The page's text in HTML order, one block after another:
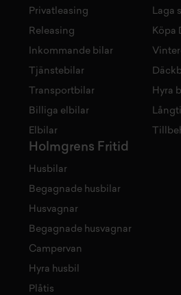
Privatleasing
Releasing
Inkommande bilar
Tjänstebilar
Transportbilar
Billiga elbilar
Elbilar
Laga
Köpa
Hyra
Holmgrens Fritid
Husbilar
Begagnade husbilar
Husvagnar
Begagnade husvagnar
Campervan
Hyra husbil
Plåtis